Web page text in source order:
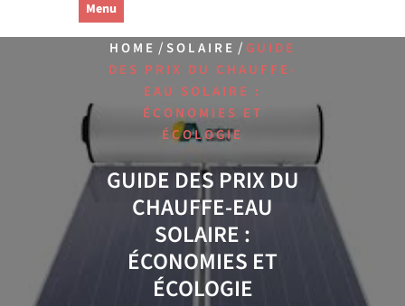
Menu
HOME / SOLAIRE / GUIDE
DES PRIX DU CHAUFFE-
EAU SOLAIRE :
ÉCONOMIES ET
ÉCOLOGIE
GUIDE DES PRIX DU
CHAUFFE-EAU
SOLAIRE :
ÉCONOMIES ET
ÉCOLOGIE